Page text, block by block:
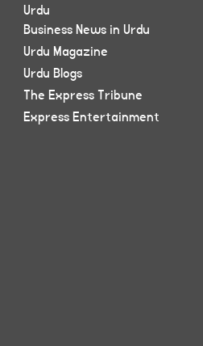
Urdu
Business News in Urdu
Urdu Magazine
Urdu Blogs
The Express Tribune
Express Entertainment